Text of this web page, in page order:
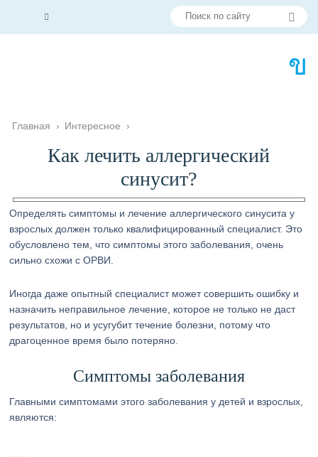
Главная › Интересное ›
Как лечить аллергический
синусит?
Определять симптомы и лечение аллергического синусита у
взрослых должен только квалифицированный специалист. Это
обусловлено тем, что симптомы этого заболевания, очень
сильно схожи с ОРВИ.
Иногда даже опытный специалист может совершить ошибку и
назначить неправильное лечение, которое не только не даст
результатов, но и усугубит течение болезни, потому что
драгоценное время было потеряно.
Симптомы заболевания
Главными симптомами этого заболевания у детей и взрослых,
являются: